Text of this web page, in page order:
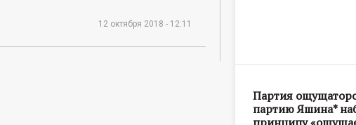
12 октября 2018 - 12:11
Партия
партию Яшина*
принципу